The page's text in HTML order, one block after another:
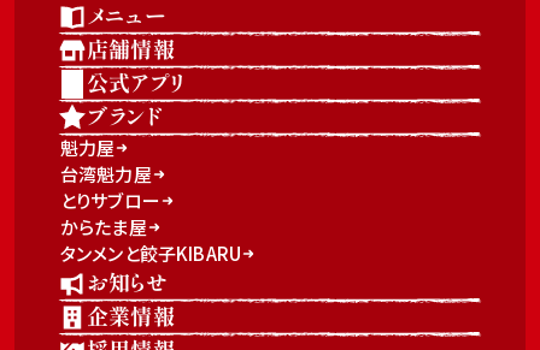
メニュー
店舗情報
公式アプリ
ブランド
魁力屋
台湾魁力屋
とりサブロー
からたま屋
タンメンと餃子KIBARU
お知らせ
企業情報